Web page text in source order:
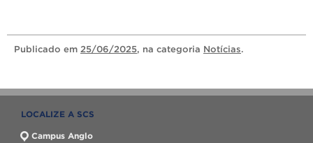
Publicado em 25/06/2025, na categoria Notícias.
LOCALIZE A SCS
Campus Anglo